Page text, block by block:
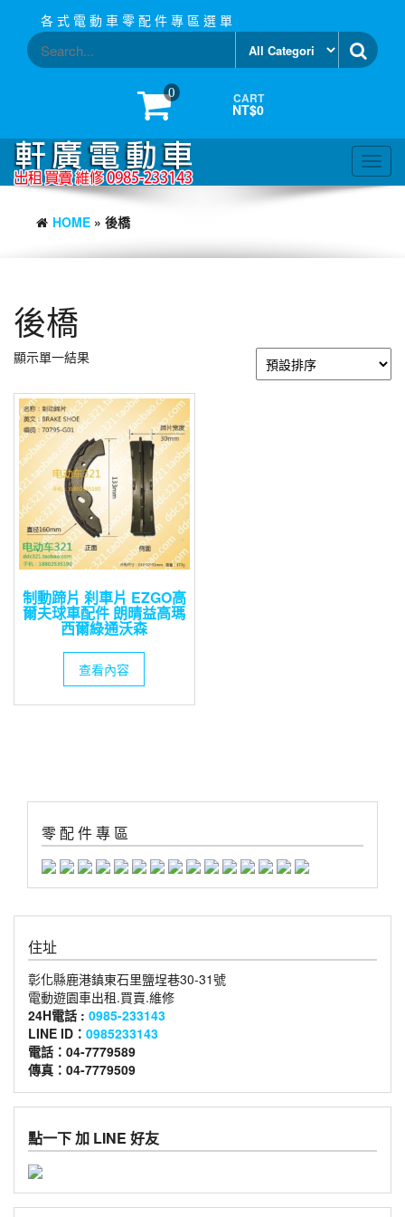
content
各 式 電 動 車 零 配 件 專 區 選 單
0 CART
NT$0
HOME » 後橋
後橋
顯示單一結果
制動蹄片 刹車片 EZGO高
爾夫球車配件 朗晴益高瑪
西爾綠通沃森
查看內容
零 配 件 專 區
住址
彰化縣鹿港鎮東石里鹽埕巷30-31號
電動遊園車出租.買賣.維修
24H電話 : 0985-233143
LINE ID： 0985233143
電話：04-7779589
傳真：04-7779509
點一下 加 LINE 好友